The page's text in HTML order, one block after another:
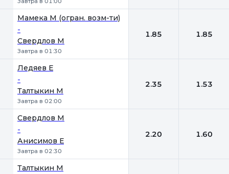
Мамека М (огран. возм-ти)
-
Свердлов М
Завтра в 01:30
1.85 1.85
Ледяев Е
-
Талтыкин М
Завтра в 02:00
2.35 1.53
Свердлов М
-
Анисимов Е
Завтра в 02:30
2.20 1.60
Талтыкин М